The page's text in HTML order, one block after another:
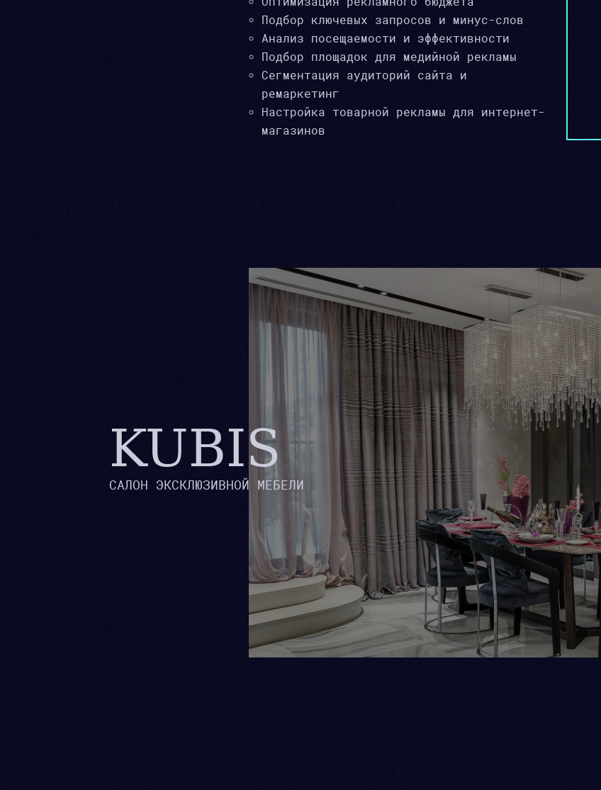
Подбор ключевых запросов и минус-слов
Анализ посещаемости и эффективности
Подбор площадок для медийной рекламы
Сегментация аудиторий сайта и
ремаркетинг
Настройка товарной рекламы для интернет-
магазинов
KUBIS
САЛОН ЭКСКЛЮЗИВНОЙ МЕБЕЛИ